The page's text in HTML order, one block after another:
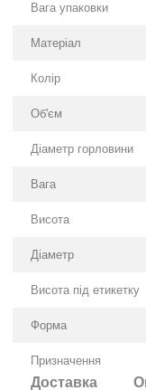
Вага упаковки
Матеріал
Колір
Об'єм
Діаметр горловини
Вага
Висота
Діаметр
Висота під етикетку
Форма
Призначення
Доставка